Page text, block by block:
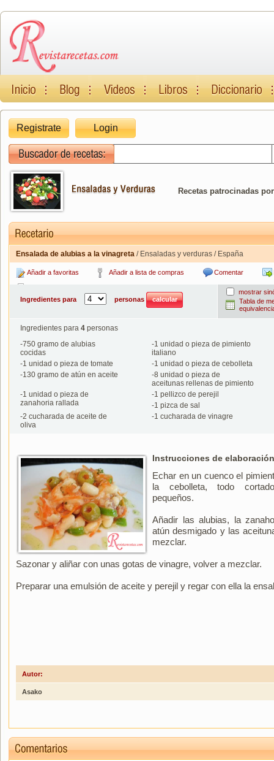
Registrate Login
Recetas patrocinadas
Ensalada de alubias a la vinagreta / Ensaladas y verduras / España
Añadir a favoritas Añadir a lista de compras Comentar
Ingredientes para
personas
mostrar
Tabla de
Ingredientes para 4 personas
-750 gramo de alubias
cocidas
-1 unidad o pieza de pimiento
italiano
-1 unidad o pieza de tomate -1 unidad o pieza de cebolleta
-130 gramo de atún en aceite -8 unidad o pieza de
aceitunas rellenas de pimiento
-1 unidad o pieza de
zanahoria rallada
-1 pellizco de perejil
-1 pizca de sal
-2 cucharada de aceite de
oliva
-1 cucharada de vinagre
Instrucciones de
Echar en un cuenco el
la cebolleta, todo
pequeños.
Añadir las alubias, la
atún desmigado y las
mezclar.
Sazonar y aliñar con unas gotas de vinagre, volver a mezclar.
Preparar una emulsión de aceite y perejil y regar con ella la
Autor:
Asako